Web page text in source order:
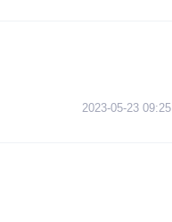
2023-05-23 09:25